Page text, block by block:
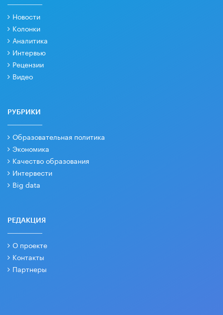
Новости
Колонки
Аналитика
Интервью
Рецензии
Видео
РУБРИКИ
Образовательная политика
Экономика
Качество образования
Интервести
Big data
РЕДАКЦИЯ
О проекте
Контакты
Партнеры